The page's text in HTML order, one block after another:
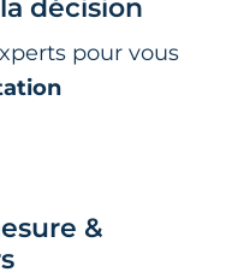
décision
pour vous
&